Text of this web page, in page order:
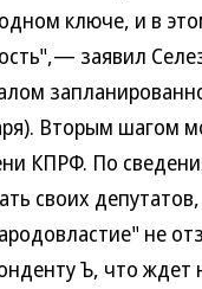
ключе, и в
заявил
Вторым шагом
КПРФ. По
своих
не
Ъ, что